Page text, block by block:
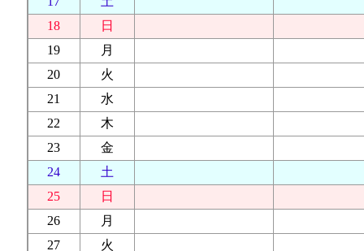
18
日
19
月
20
火
21
水
22
木
23
金
24
土
25
日
26
月
27
火